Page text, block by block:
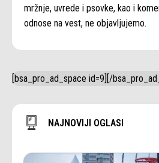
mržnje, uvrede i psovke, kao i
odnose na vest, ne objavljujemo.
[bsa_pro_ad_space id=9][/
NAJNOVIJI OGLASI